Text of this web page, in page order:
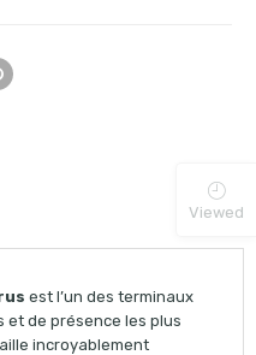
est l’un des terminaux
et de présence les plus
incroyablement
Viewed